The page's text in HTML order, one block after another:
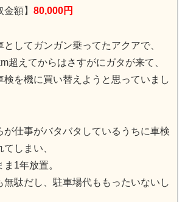
金額】 80,000円
としてガンガン乗ってたアクアで、
超えてからはさすがにガタが来て、
検を機に買い替えようと思っていまし
が仕事がバタバタしているうちに車検
てしまい、
ま1年放置。
無駄だし、駐車場代ももったいないし